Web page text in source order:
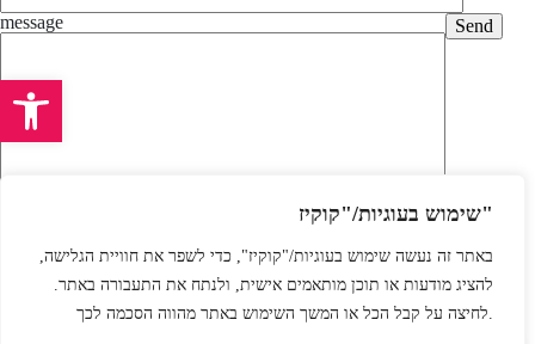
Open toolbar
שימוש בעוגיות/"קוקיז"
באתר זה נעשה שימוש בעוגיות/"קוקיז", כדי לשפר את חוויית הגלישה,
להציג מודעות או תוכן מותאמים אישית, ולנתח את התעבורה באתר.
לחיצה על קבל הכל או המשך השימוש באתר מהווה הסכמה לכך.
message
the
Privacy Policy.